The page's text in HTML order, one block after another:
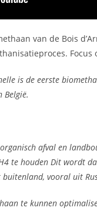
van de Bois
is de eerste
afval en
te houden Dit wordt
vooral uit
te kunnen